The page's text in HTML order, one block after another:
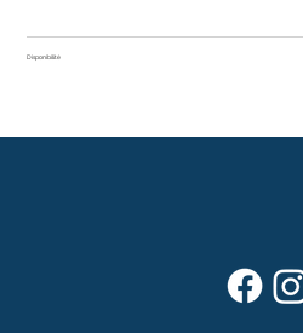
Disponibilité